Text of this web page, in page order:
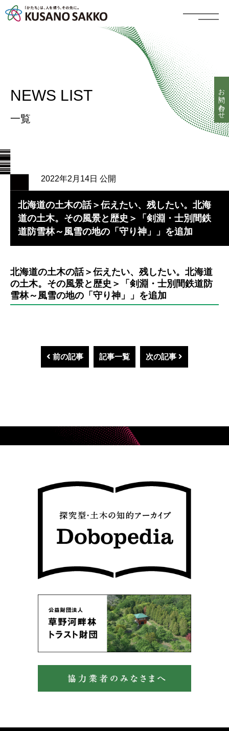
NEWS LIST
一覧
2022年2月14日 公開
北海道の土木の話＞伝えたい、残したい。北海
道の土木。その風景と歴史＞「剣淵・士別間鉄
道防雪林～風雪の地の「守り神」」を追加
北海道の土木の話＞伝えたい、残したい。北海道
の土木。その風景と歴史＞「剣淵・士別間鉄道防
雪林～風雪の地の「守り神」」を追加
前の記事 記事一覧 次の記事
お問い合わせ